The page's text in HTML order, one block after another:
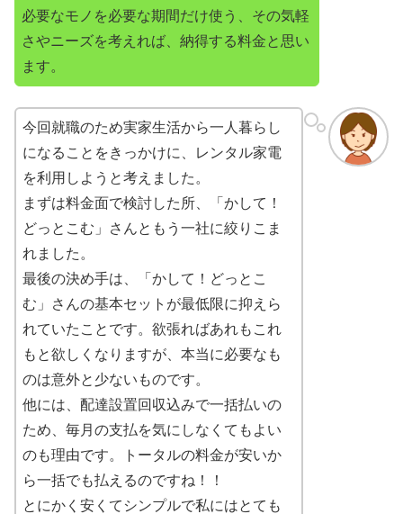
必要なモノを必要な期間だけ使う、その気軽
さやニーズを考えれば、納得する料金と思い
ます。
今回就職のため実家生活から一人暮らし
になることをきっかけに、レンタル家電
を利用しようと考えました。
まずは料金面で検討した所、「かして！
どっとこむ」さんともう一社に絞りこま
れました。
最後の決め手は、「かして！どっとこ
む」さんの基本セットが最低限に抑えら
れていたことです。欲張ればあれもこれ
もと欲しくなりますが、本当に必要なも
のは意外と少ないものです。
他には、配達設置回収込みで一括払いの
ため、毎月の支払を気にしなくてもよい
のも理由です。トータルの料金が安いか
ら一括でも払えるのですね！！
とにかく安くてシンプルで私にはとても